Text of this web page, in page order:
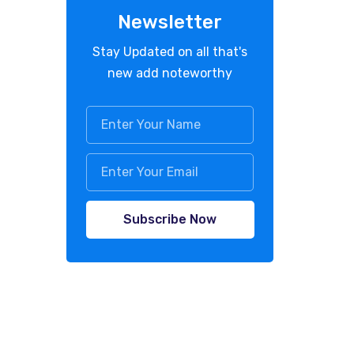
Newsletter
Stay Updated on all that's
new add noteworthy
Subscribe Now